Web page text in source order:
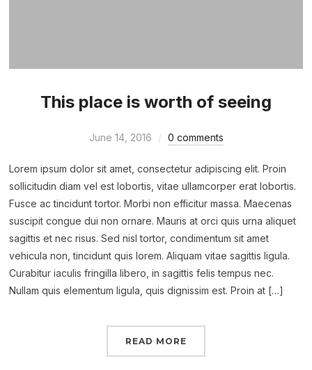
This place is worth of seeing
June 14, 2016 0 comments
Lorem ipsum dolor sit amet, consectetur adipiscing elit. Proin
sollicitudin diam vel est lobortis, vitae ullamcorper erat lobortis.
Fusce ac tincidunt tortor. Morbi non efficitur massa. Maecenas
suscipit congue dui non ornare. Mauris at orci quis urna aliquet
sagittis et nec risus. Sed nisl tortor, condimentum sit amet
vehicula non, tincidunt quis lorem. Aliquam vitae sagittis ligula.
Curabitur iaculis fringilla libero, in sagittis felis tempus nec.
Nullam quis elementum ligula, quis dignissim est. Proin at […]
READ MORE